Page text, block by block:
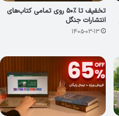
تخفیف تا ٪۵۰ روی تمامی کتاب‌های
انتشارات جنگل
1405-03-13